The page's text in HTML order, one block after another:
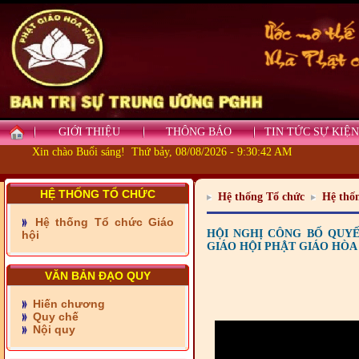
GIỚI THIỆU THÔNG BÁO
TIN TỨC SỰ KIỆN
Xin chào Buổi sáng! Thứ bảy, 08/08/2026 - 9:30:42 AM
HỆ THỐNG TỔ CHỨC
Hệ thống Tổ chức Giáo
hội
VĂN BẢN ĐẠO QUY
Hiến chương
Quy chế
Nội quy
nguyện vùng biên
PHƯỚC TỈNH ĐỒNG NAI
TIẾP SỨC ĐẾN TRƯỜNG
- Xã Châu Phú khánh
thành cầu Kênh 7 - Nam
kênh Quốc Gia
Hệ thống Tổ chức Hệ
HỘI NGHỊ CÔNG BỐ
GIÁO HỘI PHẬT GIÁO HÒA